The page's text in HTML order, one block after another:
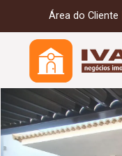
Área do Cliente